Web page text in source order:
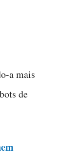
a mais
de